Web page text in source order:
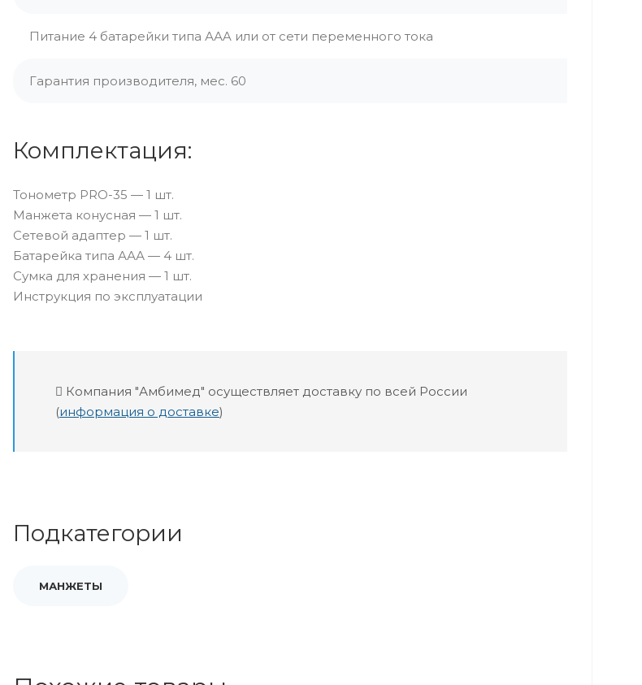
Питание 4 батарейки типа ААA или от сети переменного тока
Гарантия производителя, мес. 60
Комплектация:
Тонометр PRO-35 — 1 шт.
Манжета конусная — 1 шт.
Сетевой адаптер — 1 шт.
Батарейка типа ААА — 4 шт.
Сумка для хранения — 1 шт.
Инструкция по эксплуатации
Компания "Амбимед" осуществляет доставку по всей России
(информация о доставке)
Подкатегории
МАНЖЕТЫ